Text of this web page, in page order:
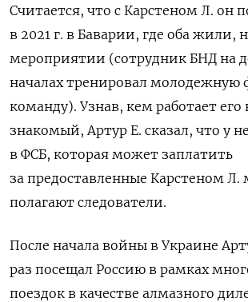
Считается, что с Карстеном Л. он
в 2021 г. в Баварии, где оба жили,
мероприятии (сотрудник БНД на
началах тренировал молодежную
команду). Узнав, кем работает
знакомый, Артур Е. сказал, что у
в ФСБ, которая может заплатить
за предоставленные Карстеном Л.
полагают следователи.
После начала войны в Украине
раз посещал Россию в рамках
поездок в качестве алмазного